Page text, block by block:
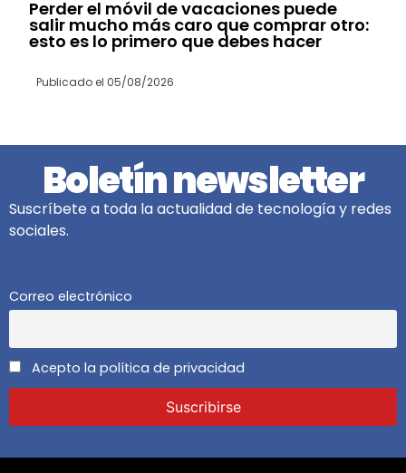
Perder el móvil de vacaciones puede
salir mucho más caro que comprar otro:
esto es lo primero que debes hacer
Publicado el 05/08/2026
Boletín newsletter
Suscríbete a toda la actualidad de tecnología y redes
sociales.
Correo electrónico
Acepto la política de privacidad